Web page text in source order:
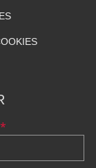
*